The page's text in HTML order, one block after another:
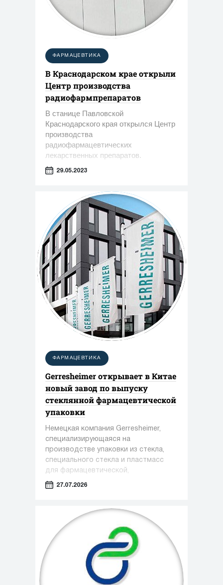
ФАРМАЦЕВТИКА
В Краснодарском крае открыли
Центр производства
радиофармпрепаратов
В станице Павловской
Краснодарского края открылся Центр
производства
радиофармацевтических
лекарственных препаратов.
29.05.2023
ФАРМАЦЕВТИКА
Gerresheimer открывает в Китае
новый завод по выпуску
стеклянной фармацевтической
упаковки
Немецкая компания Gerresheimer,
специализирующаяся на
производстве упаковки из стекла,
специального стекла и пластмасс
для фармацевтической,
косметической и пищевой
Чжэньцзяне (КНР)
27.07.2026